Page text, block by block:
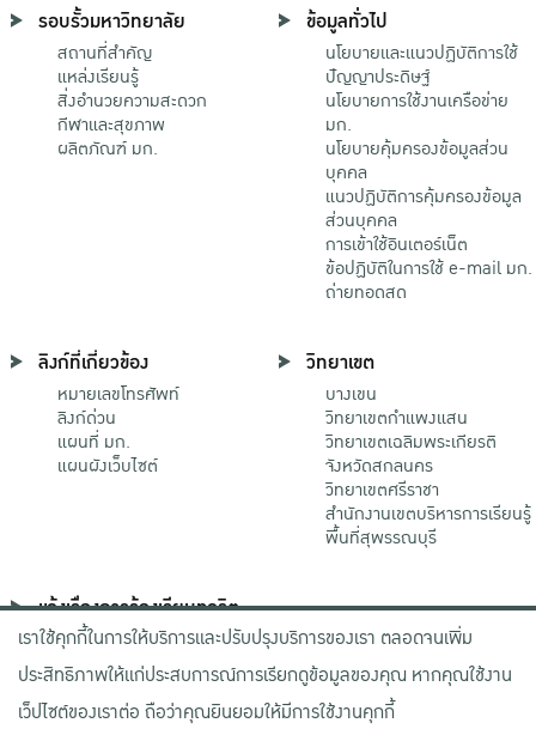
รอบรั้วมหาวิทยาลัย
สถานที่สำคัญ
แหล่งเรียนรู้
สิ่งอำนวยความสะดวก
กีฬาและสุขภาพ
ผลิตภัณฑ์ มก.
ข้อมูลทั่วไป
นโยบายและแนวปฏิบัติการใช้
ปัญญาประดิษฐ์
นโยบายการใช้งานเครือข่าย
มก.
นโยบายคุ้มครองข้อมูลส่วน
บุคคล
แนวปฏิบัติการคุ้มครองข้อมูล
ส่วนบุคคล
การเข้าใช้อินเตอร์เน็ต
ข้อปฏิบัติในการใช้ e-mail มก.
ถ่ายทอดสด
ลิงก์ที่เกี่ยวข้อง
หมายเลขโทรศัพท์
ลิงก์ด่วน
แผนที่ มก.
แผนผังเว็บไซต์
วิทยาเขต
บางเขน
วิทยาเขตกําแพงแสน
วิทยาเขตเฉลิมพระเกียรติ
จังหวัดสกลนคร
วิทยาเขตศรีราชา
สำนักงานเขตบริหารการเรียนรู้
พื้นที่สุพรรณบุรี
แจ้งเรื่องการร้องเรียนทุจริต
ช่องทางมหาวิทยาลัย
เกษตรศาสตร์
ช่องทางสำนักงาน ป.ป.ช.
ช่องทางสำนักงาน ป.ป.ท.
เราใช้คุกกี้ในการให้บริการและปรับปรุงบริการของเรา ตลอดจนเพิ่ม
ประสิทธิภาพให้แก่ประสบการณ์การเรียกดูข้อมูลของคุณ หากคุณใช้งาน
เว็ปไซต์ของเราต่อ ถือว่าคุณยินยอมให้มีการใช้งานคุกกี้